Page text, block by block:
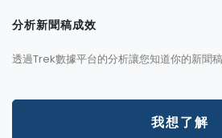
分析新聞稿成效
透過Trek數據平台的分析讓您知道你的新聞
我想了解